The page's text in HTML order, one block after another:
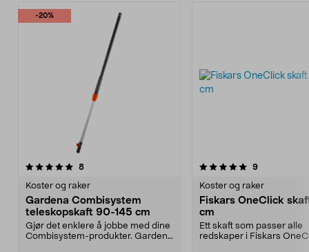
-20%
8anmeldelser
Koster og raker
Gardena Combisystem
teleskopskaft 90-145 cm
Gjør det enklere å jobbe med dine
Combisystem-produkter. Gardena
5.0 av 5 stjerner 9anmeldelser
Koster og raker
Fiskars OneClick
cm
Ett skaft som passer alle
redskaper i Fiskars
4.5 av 5 stjerner